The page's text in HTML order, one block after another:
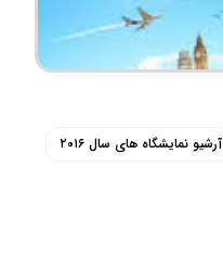
آرشیو نمایشگاه های سال ۲۰۱۶